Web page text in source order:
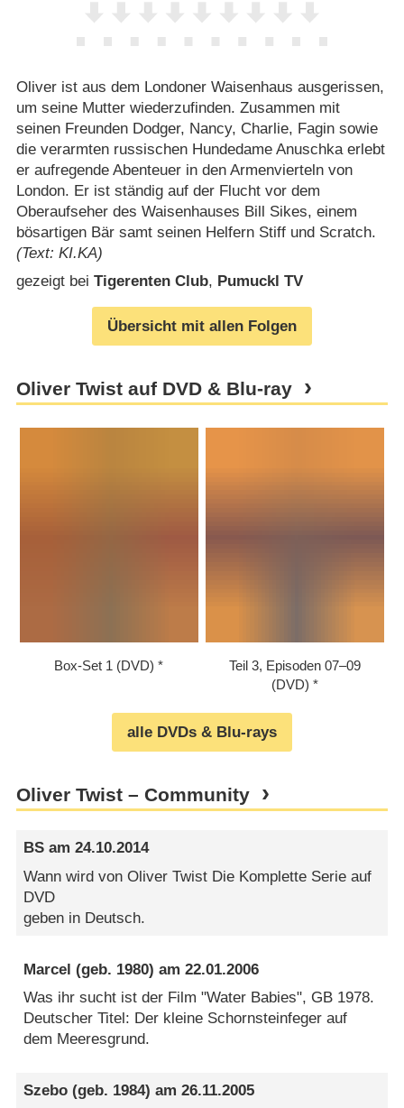
Oliver ist aus dem Londoner Waisenhaus ausgerissen,
um seine Mutter wiederzufinden. Zusammen mit
seinen Freunden Dodger, Nancy, Charlie, Fagin sowie
die verarmten russischen Hundedame Anuschka erlebt
er aufregende Abenteuer in den Armenvierteln von
London. Er ist ständig auf der Flucht vor dem
Oberaufseher des Waisenhauses Bill Sikes, einem
bösartigen Bär samt seinen Helfern Stiff und Scratch.
(Text: KI.KA)
gezeigt bei Tigerenten Club, Pumuckl TV
Übersicht mit allen Folgen
Oliver Twist auf DVD & Blu-ray
Box-Set 1 (DVD)
Teil 3, Episoden 07⁠–⁠09
(DVD)
alle DVDs & Blu-rays
Oliver Twist – Community
BS am24.10.2014
Wann wird von Oliver Twist Die Komplette Serie auf
DVD
geben in Deutsch.
Marcel (geb. 1980) am22.01.2006
Was ihr sucht ist der Film "Water Babies", GB 1978.
Deutscher Titel: Der kleine Schornsteinfeger auf
dem Meeresgrund.
Szebo (geb. 1984) am26.11.2005